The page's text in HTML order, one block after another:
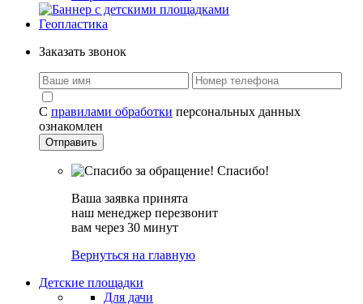
Геопластика
Заказать звонок
С правилами обработки персональных данных
ознакомлен
Спасибо!
Ваша заявка принята
наш менеджер перезвонит
вам через 30 минут
Вернуться на главную
Детские площадки
Для дачи